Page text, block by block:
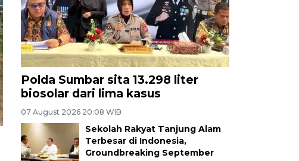
Polda Sumbar sita 13.298 liter
biosolar dari lima kasus
07 August 2026 20:08 WIB
Sekolah Rakyat Tanjung Alam
Terbesar di Indonesia,
Groundbreaking September